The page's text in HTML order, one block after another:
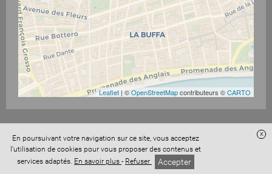
Leaflet | ©OpenStreetMapcontributeurs ©CARTO
Accès administration Confidentialité
Conditions Générales de Vente
Mentions légales
En poursuivant votre navigation sur ce site, vous acceptez
l'utilisation de cookies pour vous proposer des contenus et
services adaptés. En savoir plus - Refuser Accepter
x